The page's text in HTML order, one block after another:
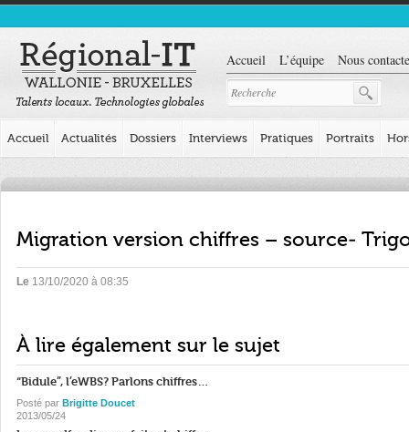
Accueil L’équipe Nous
Accueil Actualités Dossiers Interviews Pratiques Portraits
Migration version chiffres – source-
Le 13/10/2020 à 08:35
À lire également sur le sujet
“Bidule”, l’eWBS? Parlons chiffres…
Posté par Brigitte Doucet
2013/05/24